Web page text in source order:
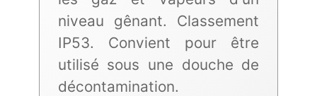
niveau gênant. Classement
IP53. Convient pour être
utilisé sous une douche de
décontamination.